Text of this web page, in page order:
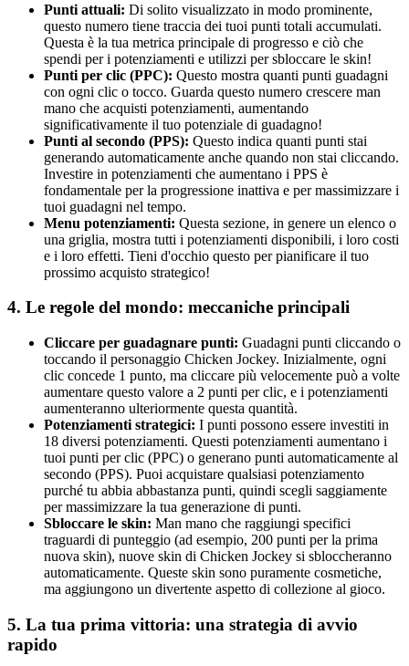
Punti attuali: Di solito visualizzato in modo prominente,
questo numero tiene traccia dei tuoi punti totali accumulati.
Questa è la tua metrica principale di progresso e ciò che
spendi per i potenziamenti e utilizzi per sbloccare le skin!
Punti per clic (PPC): Questo mostra quanti punti guadagni
con ogni clic o tocco. Guarda questo numero crescere man
mano che acquisti potenziamenti, aumentando
significativamente il tuo potenziale di guadagno!
Punti al secondo (PPS): Questo indica quanti punti stai
generando automaticamente anche quando non stai cliccando.
Investire in potenziamenti che aumentano i PPS è
fondamentale per la progressione inattiva e per massimizzare i
tuoi guadagni nel tempo.
Menu potenziamenti: Questa sezione, in genere un elenco o
una griglia, mostra tutti i potenziamenti disponibili, i loro costi
e i loro effetti. Tieni d'occhio questo per pianificare il tuo
prossimo acquisto strategico!
4. Le regole del mondo: meccaniche principali
Cliccare per guadagnare punti: Guadagni punti cliccando o
toccando il personaggio Chicken Jockey. Inizialmente, ogni
clic concede 1 punto, ma cliccare più velocemente può a volte
aumentare questo valore a 2 punti per clic, e i potenziamenti
aumenteranno ulteriormente questa quantità.
Potenziamenti strategici: I punti possono essere investiti in
18 diversi potenziamenti. Questi potenziamenti aumentano i
tuoi punti per clic (PPC) o generano punti automaticamente al
secondo (PPS). Puoi acquistare qualsiasi potenziamento
purché tu abbia abbastanza punti, quindi scegli saggiamente
per massimizzare la tua generazione di punti.
Sbloccare le skin: Man mano che raggiungi specifici
traguardi di punteggio (ad esempio, 200 punti per la prima
nuova skin), nuove skin di Chicken Jockey si sbloccheranno
automaticamente. Queste skin sono puramente cosmetiche,
ma aggiungono un divertente aspetto di collezione al gioco.
5. La tua prima vittoria: una strategia di avvio
rapido